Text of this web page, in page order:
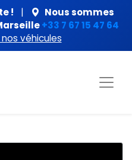
! |
Nous sommes
+33 7 67 15 47 64
véhicules